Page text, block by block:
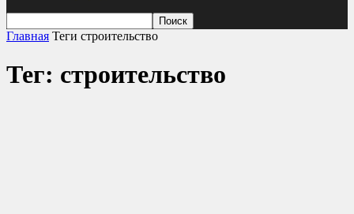
Главная Теги строительство
Тег: строительство